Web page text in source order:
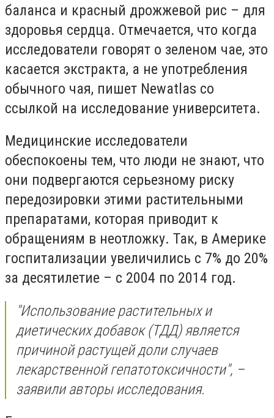
баланса и красный дрожжевой рис – для
здоровья сердца. Отмечается, что когда
исследователи говорят о зеленом чае, это
касается экстракта, а не употребления
обычного чая, пишет Newatlas со
ссылкой на исследование университета.
Медицинские исследователи
обеспокоены тем, что люди не знают, что
они подвергаются серьезному риску
передозировки этими растительными
препаратами, которая приводит к
обращениям в неотложку. Так, в Америке
госпитализации увеличились с 7% до 20%
за десятилетие – с 2004 по 2014 год.
"Использование растительных и
диетических добавок (ТДД) является
причиной растущей доли случаев
лекарственной гепатотоксичности", –
заявили авторы исследования.